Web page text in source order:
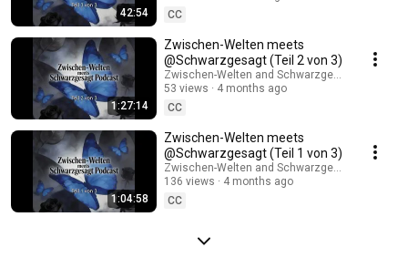
42:54
CC
1:27:14
Zwischen-Welten meets
@Schwarzgesagt (Teil 2 von 3)
Zwischen-Welten and Schwarzgesagt® - der
53 views
4 months ago
CC
1:04:58
Zwischen-Welten meets
@Schwarzgesagt (Teil 1 von 3)
Zwischen-Welten and Schwarzgesagt® - der
136 views
4 months ago
CC